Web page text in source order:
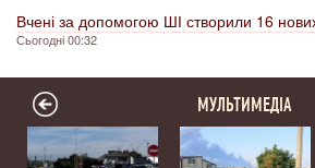
Вчені за допомогою ШІ створили 16
Сьогодні 00:32
МУЛЬТИМЕДІА